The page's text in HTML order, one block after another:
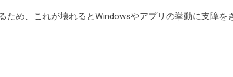
ため、これが壊れるとWindowsやアプリの挙動に支障